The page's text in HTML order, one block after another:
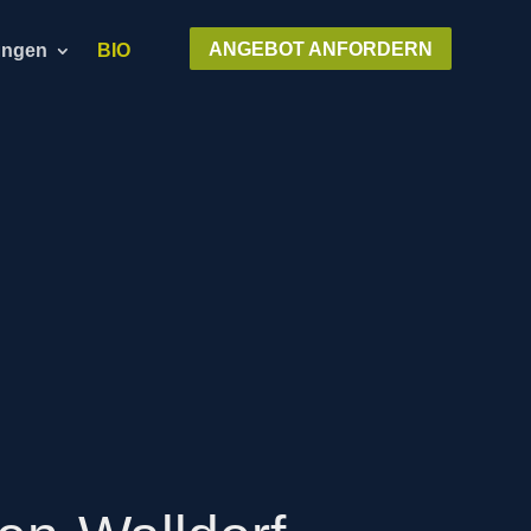
BIO ANGEBOT ANFORDERN